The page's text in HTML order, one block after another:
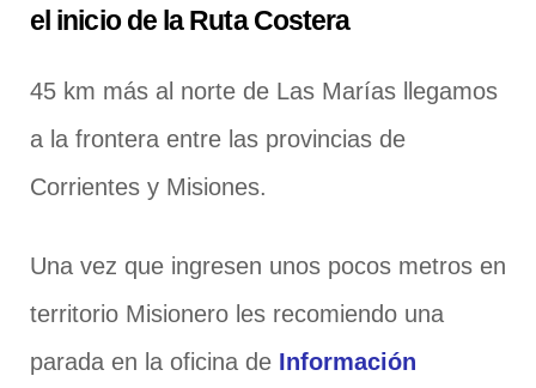
el inicio de la Ruta Costera
45 km más al norte de Las Marías llegamos
a la frontera entre las provincias de
Corrientes y Misiones.
Una vez que ingresen unos pocos metros en
territorio Misionero les recomiendo una
parada en la oficina de Información